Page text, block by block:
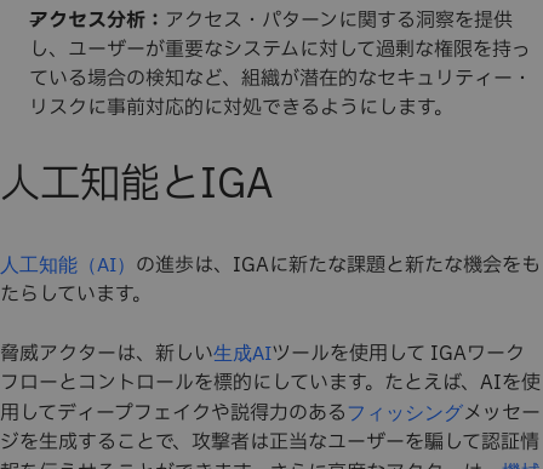
アクセス分析： アクセス・パターンに関する洞察を提供
し、ユーザーが重要なシステムに対して過剰な権限を持っ
ている場合の検知など、組織が潜在的なセキュリティー・
リスクに事前対応的に対処できるようにします。
人工知能とIGA
人工知能（AI） の進歩は、IGAに新たな課題と新たな機会をも
たらしています。
脅威アクターは、新しい生成AIツールを使用して IGAワーク
フローとコントロールを標的にしています。たとえば、AIを使
用してディープフェイクや説得力のあるフィッシングメッセー
ジを生成することで、攻撃者は正当なユーザーを騙して認証情